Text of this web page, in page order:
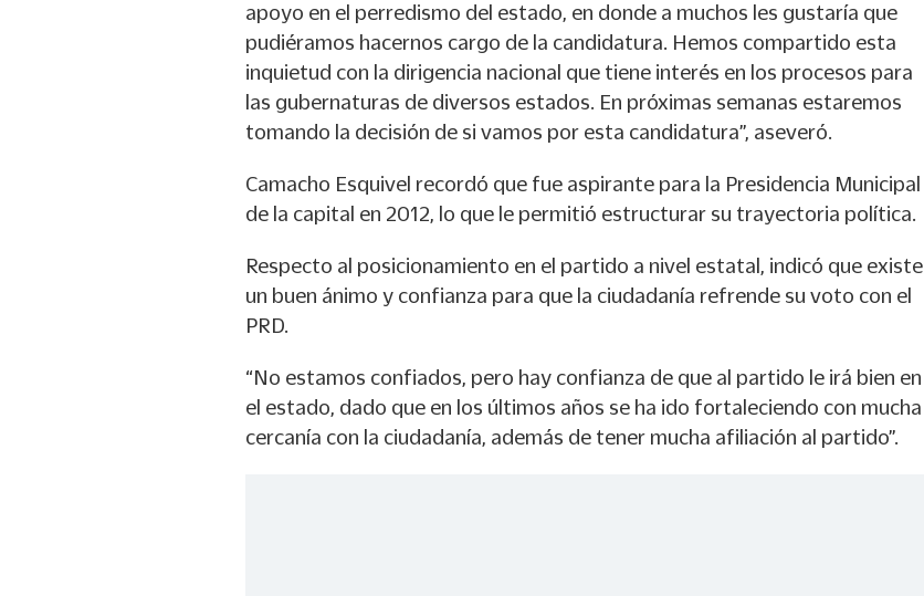
apoyo en el perredismo del estado, en donde a muchos les gustaría que
pudiéramos hacernos cargo de la candidatura. Hemos compartido esta
inquietud con la dirigencia nacional que tiene interés en los procesos para
las gubernaturas de diversos estados. En próximas semanas estaremos
tomando la decisión de si vamos por esta candidatura”, aseveró.
Camacho Esquivel recordó que fue aspirante para la Presidencia Municipal
de la capital en 2012, lo que le permitió estructurar su trayectoria política.
Respecto al posicionamiento en el partido a nivel estatal, indicó que existe
un buen ánimo y confianza para que la ciudadanía refrende su voto con el
PRD.
“No estamos confiados, pero hay confianza de que al partido le irá bien en
el estado, dado que en los últimos años se ha ido fortaleciendo con mucha
cercanía con la ciudadanía, además de tener mucha afiliación al partido”.